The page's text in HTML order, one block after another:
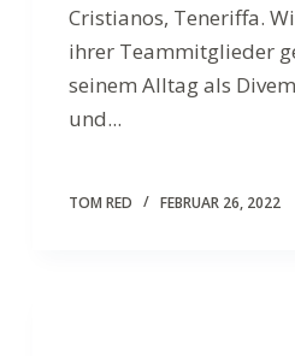
Cristianos, Teneriffa.
ihrer Teammitglieder
seinem Alltag als
und...
TOM RED FEBRUAR 26, 2022